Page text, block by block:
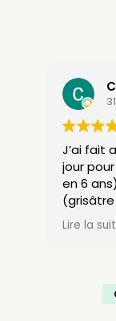
Merci
Je